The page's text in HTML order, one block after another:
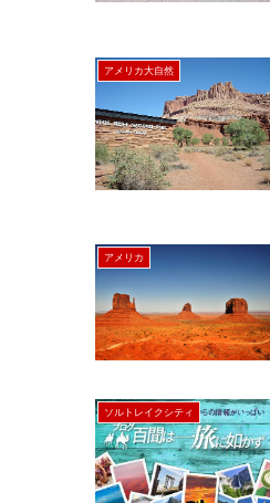
アメリカ大自然
アメリカ
ソルトレイクシティ